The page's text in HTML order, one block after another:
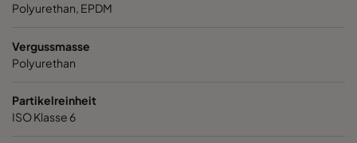
Polyurethan, EPDM
Vergussmasse
Polyurethan
Partikelreinheit
ISO Klasse 6